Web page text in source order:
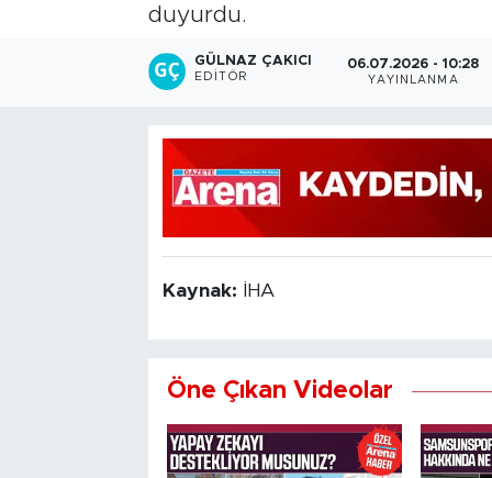
duyurdu.
GÜLNAZ ÇAKICI
EDITÖR
06.07.2026 - 10:28
YAYINLANMA
Kaynak: İHA
Öne Çıkan Videolar
Tüm Manşetler
Son Dakika Haberleri
Haber Arşivi